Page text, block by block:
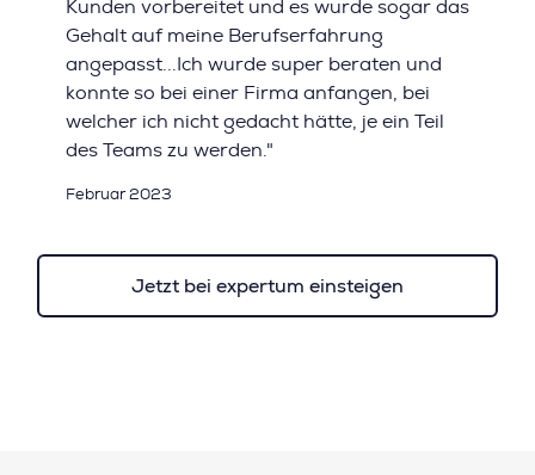
Kunden vorbereitet und es wurde sogar das
Gehalt auf meine Berufserfahrung
angepasst...Ich wurde super beraten und
konnte so bei einer Firma anfangen, bei
welcher ich nicht gedacht hätte, je ein Teil
des Teams zu werden."
Februar 2023
Jetzt bei expertum einsteigen